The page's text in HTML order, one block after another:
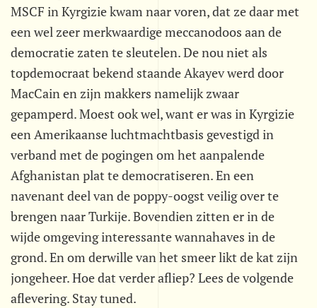
MSCF in Kyrgizie kwam naar voren, dat ze daar met
een wel zeer merkwaardige meccanodoos aan de
democratie zaten te sleutelen. De nou niet als
topdemocraat bekend staande Akayev werd door
MacCain en zijn makkers namelijk zwaar
gepamperd. Moest ook wel, want er was in Kyrgizie
een Amerikaanse luchtmachtbasis gevestigd in
verband met de pogingen om het aanpalende
Afghanistan plat te democratiseren. En een
navenant deel van de poppy-oogst veilig over te
brengen naar Turkije. Bovendien zitten er in de
wijde omgeving interessante wannahaves in de
grond. En om derwille van het smeer likt de kat zijn
jongeheer. Hoe dat verder afliep? Lees de volgende
aflevering. Stay tuned.